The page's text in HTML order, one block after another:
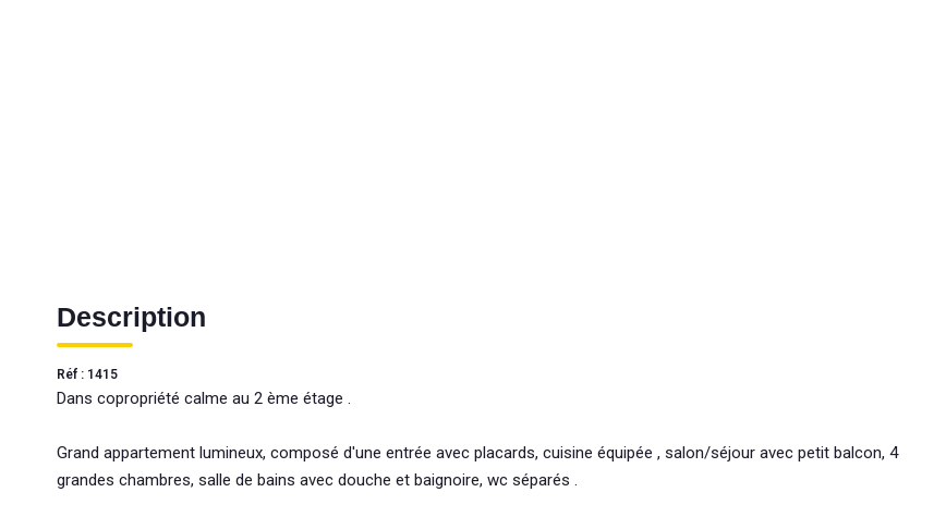
Description
Réf : 1415
Dans copropriété calme au 2 ème étage .
Grand appartement lumineux, composé d'une entrée avec placards, cuisine équipée , salon/séjour avec petit balcon, 4
grandes chambres, salle de bains avec douche et baignoire, wc séparés .